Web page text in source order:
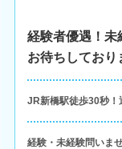
経験者優遇！未
お待ちしており
JR新橋駅徒歩30秒！
経験・未経験問いま